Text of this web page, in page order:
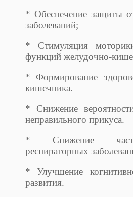
* Обеспечение защиты
заболеваний;
* Стимуляция
функций желудочно-
* Формирование
кишечника.
* Снижение
неправильного прикуса.
* Снижение
респираторных
* Улучшение
развития.